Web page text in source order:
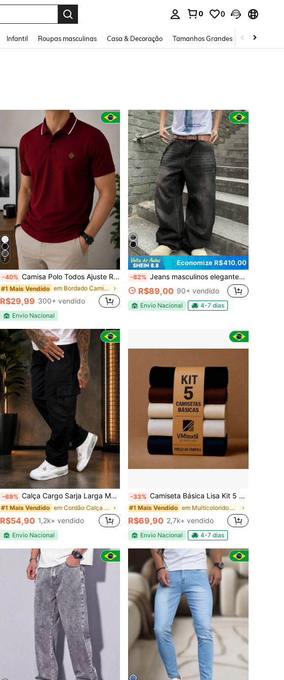
0 0
Infantil Roupas masculinas Casa & Decoração Tamanhos Grandes Joias e
7
-40% Camisa Polo Todos Ajuste Regular Bordado Masculina
#1 Mais Vendido em Bordado Camisas Polo Masculinas
R$29,99 300+ vendido
Envio Nacional
Economize R$410,00
-82% Jeans masculinos elegantes, calças de ganga largas e descontraídas, acabamento vintage desgastado, estilo streetwear Y2K na moda
R$89,00 90+ vendido
Envio Nacional 4-7 dias
-69% Calça Cargo Sarja Larga Masculina Skate Casual Bolso Lateral Todos Solto
#1 Mais Vendido em Cordão Calça Jeans Masculina
R$54,90 1,2k+ vendido
Envio Nacional
-33% Camiseta Básica Lisa Kit 5 Unidades Camisa Masculina Unissex 100% Algodão
#1 Mais Vendido em Multicolorido Camisetas masculinas
R$69,90 2,7k+ vendido
Envio Nacional 4-7 dias